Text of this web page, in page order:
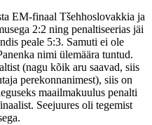
EM-finaal Tšehhoslovakkia ja
2:2 ning penaltiseerias jäi
peale 5:3. Samuti ei ole
nimi ülemäära tuntud.
(nagu kõik aru saavad, siis
perekonnanimest), siis on
maailmakuulus penalti
Seejuures oli tegemist